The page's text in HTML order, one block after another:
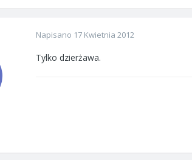
Napisano 17 Kwietnia 2012
Tylko dzierżawa.